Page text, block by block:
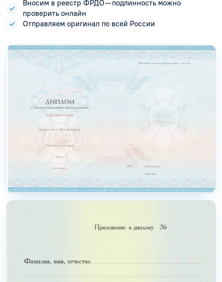
Вносим в реестр ФРДО — подлинность можно
проверить онлайн
Отправляем оригинал по всей России